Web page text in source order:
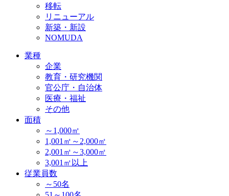
移転
リニューアル
新築・新設
NOMUDA
業種
企業
教育・研究機関
官公庁・自治体
医療・福祉
その他
面積
～1,000㎡
1,001㎡～2,000㎡
2,001㎡～3,000㎡
3,001㎡以上
従業員数
～50名